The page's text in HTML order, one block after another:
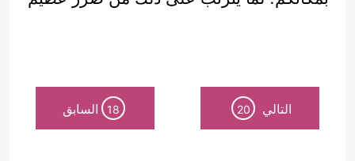
التالي 20
18 السابق